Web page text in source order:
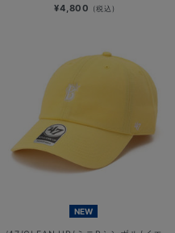
¥4,800 (税込)
NEW